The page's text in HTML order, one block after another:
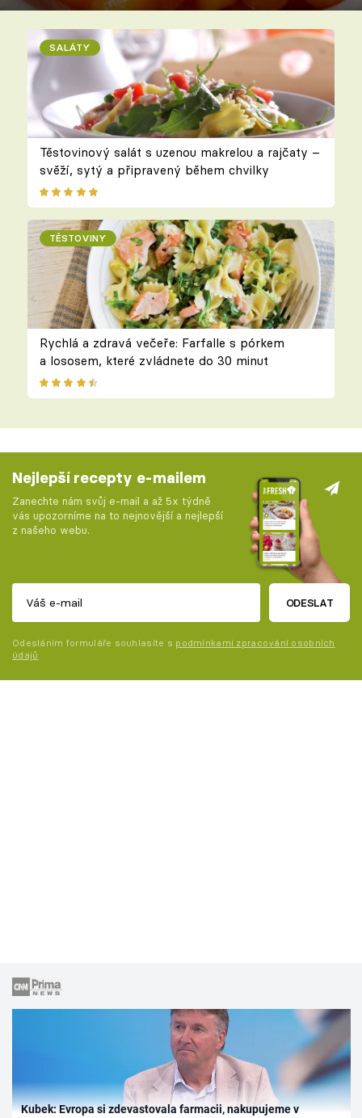
SALÁTY
Těstovinový salát s uzenou makrelou a rajčaty –
svěží, sytý a připravený během chvilky
TĚSTOVINY
Rychlá a zdravá večeře: Farfalle s pórkem
a lososem, které zvládnete do 30 minut
Nejlepší recepty e-mailem
Zanechte nám svůj e-mail a až 5x týdně
vás upozorníme na to nejnovější a nejlepší
z našeho webu.
ODESLAT
Odesláním formuláře souhlasíte s podmínkami zpracování osobních
údajů
Kubek: Evropa si zdevastovala farmacii, nakupujeme v